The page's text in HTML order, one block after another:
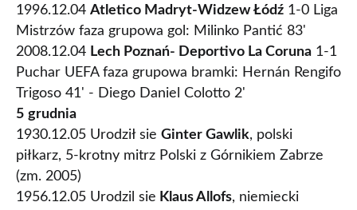
1996.12.04 Atletico Madryt-Widzew Łódź 1-0 Liga
Mistrzów faza grupowa gol: Milinko Pantić 83'
2008.12.04 Lech Poznań- Deportivo La Coruna 1-1
Puchar UEFA faza grupowa bramki: Hernán Rengifo
Trigoso 41' - Diego Daniel Colotto 2'
5 grudnia
1930.12.05 Urodził sie Ginter Gawlik, polski
piłkarz, 5-krotny mitrz Polski z Górnikiem Zabrze
(zm. 2005)
1956.12.05 Urodzil sie Klaus Allofs, niemiecki